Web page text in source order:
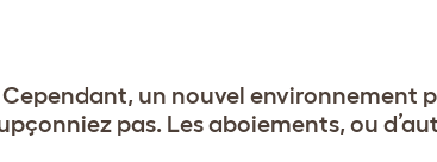
un nouvel environnement
pas. Les aboiements, ou